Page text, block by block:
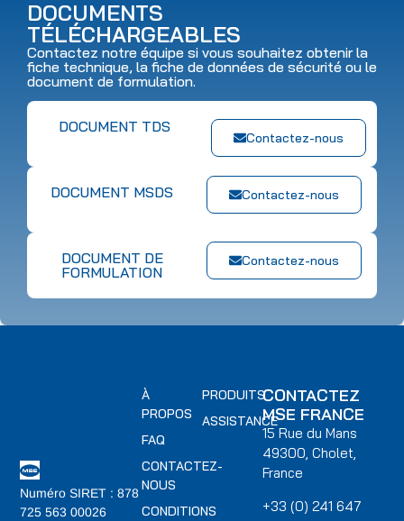
DOCUMENTS
TÉLÉCHARGEABLES
Contactez notre équipe si vous souhaitez obtenir la
fiche technique, la fiche de données de sécurité ou le
document de formulation.
Contactez-nous
DOCUMENT TDS
Contactez-nous
DOCUMENT MSDS
Contactez-nous
DOCUMENT DE
FORMULATION
Numéro SIRET : 878
725 563 00026
PRODUITS
ASSISTANCE
À
PROPOS
FAQ
CONTACTEZ-
NOUS
CONDITIONS
CONTACTEZ
MSE FRANCE
15 Rue du Mans
49300, Cholet,
France
+33 (0) 241 647